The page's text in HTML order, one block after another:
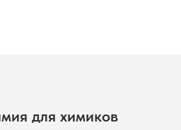
для химиков